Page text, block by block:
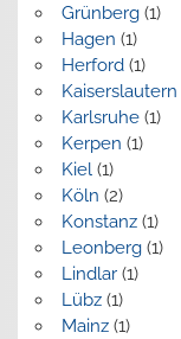
Grünberg(1)
Hagen (1)
Herford(1)
Kaiserslautern
Karlsruhe(1)
Kerpen (1)
Kiel(1)
Köln (2)
Konstanz(1)
Leonberg(1)
Lindlar(1)
Lübz(1)
Mainz(1)